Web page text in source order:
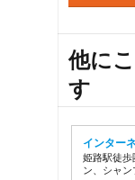
他に
す
インター
姫路駅徒歩
ン、シャン